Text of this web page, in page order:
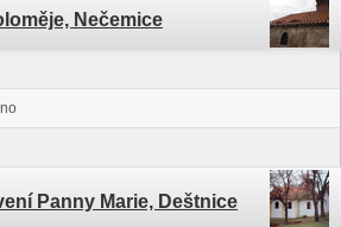
Nečemice
Panny Marie, Deštnice